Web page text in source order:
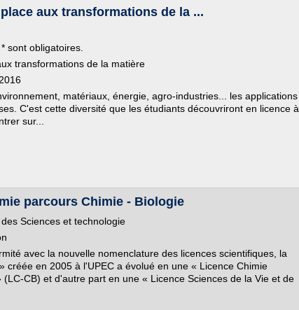
aux transformations de la ...
sont obligatoires.
transformations de la matière
matériaux, énergie, agro-industries... les applications
C'est cette diversité que les étudiants découvriront en licence à
sur...
parcours Chimie - Biologie
Sciences et technologie
avec la nouvelle nomenclature des licences scientifiques, la
créée en 2005 à l'UPEC a évolué en une « Licence Chimie
(LC-CB) et d'autre part en une « Licence Sciences de la Vie et de